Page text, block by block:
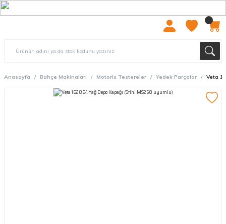
Anasayfa Bahçe Makinaları Motorlu Testereler Yedek Parçalar Veta